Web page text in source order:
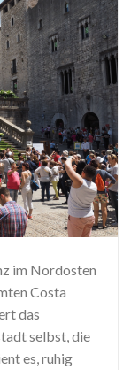
im Nordosten
Costa
das
selbst, die
es, ruhig